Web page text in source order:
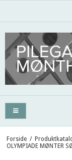
Forside /
OLYMPIADE MØNTER